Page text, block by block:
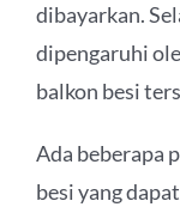
dibayarkan.
dipengaruhi
balkon besi
Ada beberapa
besi yang